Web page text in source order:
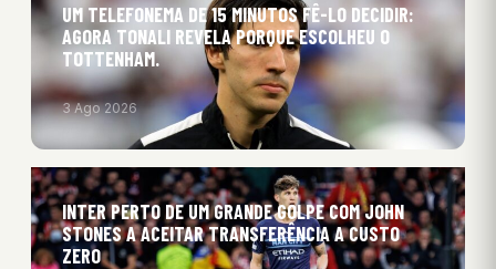
UM TELEFONEMA DE 15 MINUTOS FÊ-LO DECIDIR:
AGORA TONALI REVELA PORQUE ESCOLHEU O
TOTTENHAM.
3 Ago 2026
INTER PERTO DE UM GRANDE GOLPE COM JOHN
STONES A ACEITAR TRANSFERÊNCIA A CUSTO
ZERO